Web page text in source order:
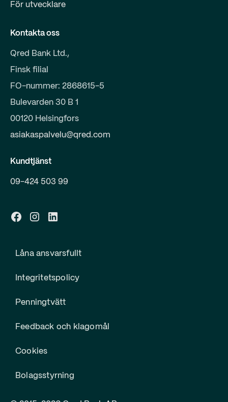
För utvecklare
Kontakta oss
Qred Bank Ltd.,
Finsk filial
FO-nummer: 2868615-5
Bulevarden 30 B 1
00120 Helsingfors
asiakaspalvelu@qred.com
Kundtjänst
09-424 503 99
Låna ansvarsfullt
Integritetspolicy
Penningtvätt
Feedback och klagomål
Cookies
Bolagsstyrning